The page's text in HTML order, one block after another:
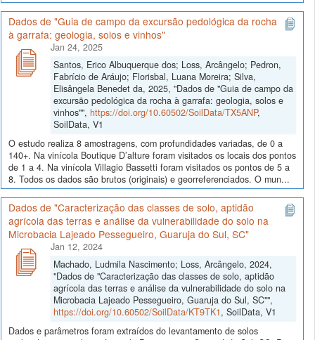
Dados de "Guia de campo da excursão pedológica da rocha
à garrafa: geologia, solos e vinhos"
Jan 24, 2025
Santos, Erico Albuquerque dos; Loss, Arcângelo; Pedron,
Fabrício de Aráujo; Florisbal, Luana Moreira; Silva,
Elisângela Benedet da, 2025, "Dados de "Guia de campo da
excursão pedológica da rocha à garrafa: geologia, solos e
vinhos"", https://doi.org/10.60502/SoilData/TX5ANP,
SoilData, V1
O estudo realiza 8 amostragens, com profundidades variadas, de 0 a
140+. Na vinícola Boutique D’alture foram visitados os locais dos pontos
de 1 a 4. Na vinícola Villagio Bassetti foram visitados os pontos de 5 a
8. Todos os dados são brutos (originais) e georreferenciados. O mun...
Dados de "Caracterização das classes de solo, aptidão
agrícola das terras e análise da vulnerabilidade do solo na
Microbacia Lajeado Pessegueiro, Guaruja do Sul, SC"
Jan 12, 2024
Machado, Ludmila Nascimento; Loss, Arcângelo, 2024,
"Dados de "Caracterização das classes de solo, aptidão
agrícola das terras e análise da vulnerabilidade do solo na
Microbacia Lajeado Pessegueiro, Guaruja do Sul, SC"",
https://doi.org/10.60502/SoilData/KT9TK1, SoilData, V1
Dados e parâmetros foram extraídos do levantamento de solos